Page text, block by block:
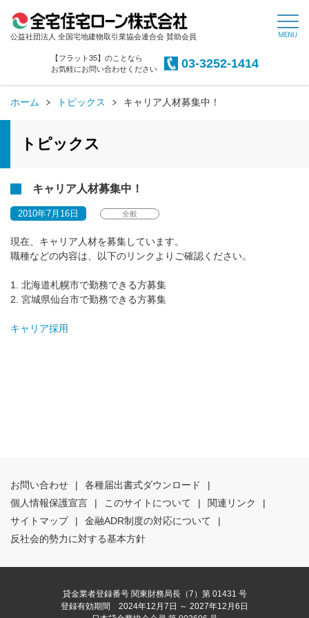
公益社団法人 全国宅地建物取引業協会連合会 賛助会員
【フラット35】のことなら
お気軽にお問い合わせください
03-3252-1414
ホーム トピックス キャリア人材募集中！
トピックス
キャリア人材募集中！
2010年7月16日 全般
現在、キャリア人材を募集しています。
職種などの内容は、以下のリンクよりご確認ください。
1. 北海道札幌市で勤務できる方募集
2. 宮城県仙台市で勤務できる方募集
キャリア採用
お問い合わせ | 各種届出書式ダウンロード
|
個人情報保護宣言
| このサイトについて | 関連リンク
|
サイトマップ
| 金融ADR制度の対応について
|
反社会的勢力に対する基本方針
貸金業者登録番号 関東財務局長（7）第 01431 号
登録有効期間 2024年12月7日 ～ 2027年12月6日